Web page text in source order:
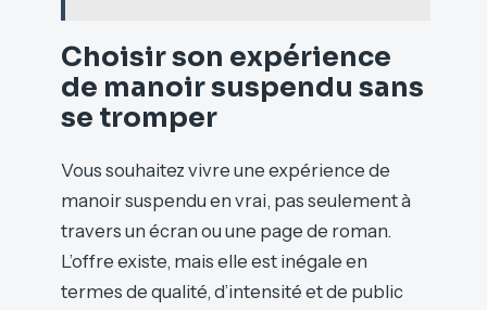
Choisir son expérience
de manoir suspendu sans
se tromper
Vous souhaitez vivre une expérience de
manoir suspendu en vrai, pas seulement à
travers un écran ou une page de roman.
L’offre existe, mais elle est inégale en
termes de qualité, d’intensité et de public